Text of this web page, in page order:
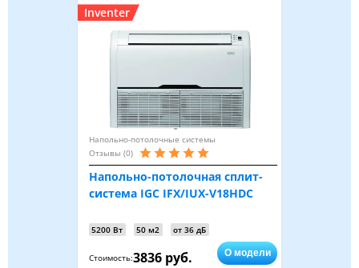
Inventer
Напольно-потолочные системы
Отзывы (0)
Напольно-потолочная сплит-
система IGC IFX/IUX-V18HDC
5200 Вт 50 м2 от 36 дБ
Стоимость:3836 руб. О модели